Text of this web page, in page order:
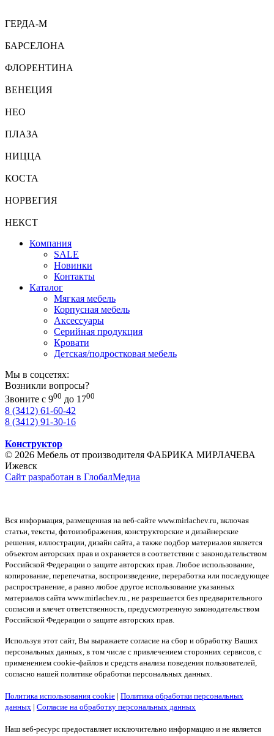
ГЕРДА-M
БАРСЕЛОНА
ФЛОРЕНТИНА
ВЕНЕЦИЯ
НЕО
ПЛАЗА
НИЦЦА
КОСТА
НОРВЕГИЯ
НЕКСТ
Компания
SALE
Новинки
Контакты
Каталог
Мягкая мебель
Корпусная мебель
Аксессуары
Серийная продукция
Кровати
Детская/подростковая мебель
Мы в соцсетях:
Возникли вопросы?
Звоните с 900 до 1700
8 (3412) 61-60-42
8 (3412) 91-30-16
Конструктор
© 2026 Мебель от производителя ФАБРИКА МИРЛАЧЕВА
Ижевск
Сайт разработан в ГлобалМедиа
Вся информация, размещенная на веб-сайте www.mirlachev.ru, включая
статьи, тексты, фотоизображения, конструкторские и дизайнерские
решения, иллюстрации, дизайн сайта, а также подбор материалов является
объектом авторских прав и охраняется в соответствии с законодательством
Российской Федерации о защите авторских прав. Любое использование,
копирование, перепечатка, воспроизведение, переработка или последующее
распространение, а равно любое другое использование указанных
материалов сайта www.mirlachev.ru., не разрешается без предварительного
согласия и влечет ответственность, предусмотренную законодательством
Российской Федерации о защите авторских прав.
Используя этот сайт, Вы выражаете согласие на сбор и обработку Ваших
персональных данных, в том числе с привлечением сторонних сервисов, с
применением cookie-файлов и средств анализа поведения пользователей,
согласно нашей политике обработки персональных данных.
Политика использования cookie | Политика обработки персональных
данных | Согласие на обработку персональных данных
Наш веб-ресурс предоставляет исключительно информацию и не является